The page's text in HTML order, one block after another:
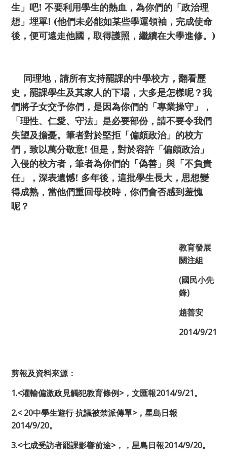
生」吧!不要利用學生的熱血，為你們的「政治理
想」埋單! (他們未必能如某些學運領袖，完成使命
後，便可遠走他國，取得護照，繼續在大學進修。)
同理地，請所有支持罷課的中學校方，翻看歷
史，罷課學生及其家人的下場，大多是怎樣呢？我
們將子女交予你們，是因為你們的 「專業操守」，
「理性、仁愛、守法」是必要部份，請不要令我們
失望及擔憂。筆者對於堅拒「偏頗政治」的校方
們，致以萬分敬意!但是，對於容許「偏頗政治」
入侵的校方者，筆者為你們的 「偽善」與「不負責
任」，深表遺憾! 多年後，這批學生長大，思想變
得成熟，當他們重回母校時，你們會否感到羞愧
呢？
教育發展
關注組
(國民小先
鋒)
趙善安
2014/9/21
剪報及資料來源：
1.<灌輸偏激政見觸犯教育條例>，文匯報2014/9/21。
2.< 20中學生遊行抗議被禁派傳單>，星島日報
2014/9/20。
3.<七成受訪者罷課影響前途>，，星島日報2014/9/20。